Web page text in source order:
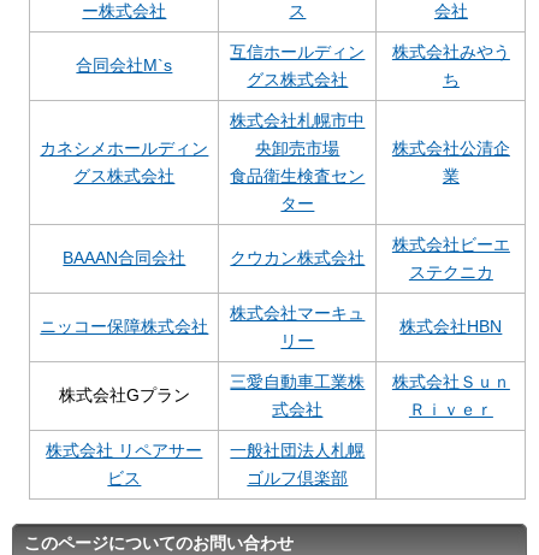
ー株式会社
ス
会社
合同会社M`s
互信ホールディン
グス株式会社
株式会社みやう
ち
カネシメホールディン
グス株式会社
株式会社札幌市中
央卸売市場
食品衛生検査セン
ター
株式会社公清企
業
BAAAN合同会社 クウカン株式会社
株式会社ビーエ
ステクニカ
ニッコー保障株式会社
株式会社マーキュ
リー
株式会社HBN
株式会社Gプラン
三愛自動車工業株
式会社
株式会社Ｓｕｎ
Ｒｉｖｅｒ
株式会社 リペアサー
ビス
一般社団法人札幌
ゴルフ倶楽部
このページについてのお問い合わせ